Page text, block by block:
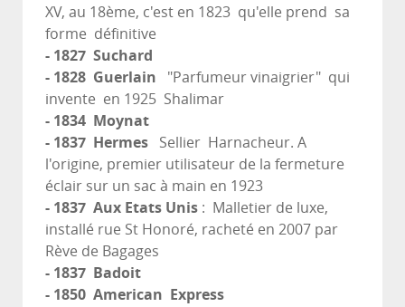
XV, au 18ème, c'est en 1823 qu'elle prend sa
forme définitive
- 1827 Suchard
- 1828 Guerlain
"Parfumeur vinaigrier" qui
invente en 1925 Shalimar
- 1834 Moynat
- 1837 Hermes Sellier Harnacheur. A
l'origine, premier utilisateur de la fermeture
éclair sur un sac à main en 1923
- 1837 Aux Etats Unis : Malletier de luxe,
installé rue St Honoré, racheté en 2007 par
Rève de Bagages
- 1837 Badoit
- 1850 American Express